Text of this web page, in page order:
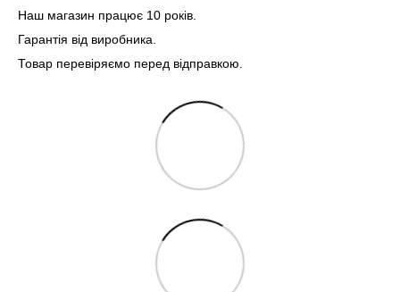
Наш магазин працює 10 років.
Гарантія від виробника.
Товар перевіряємо перед відправкою.